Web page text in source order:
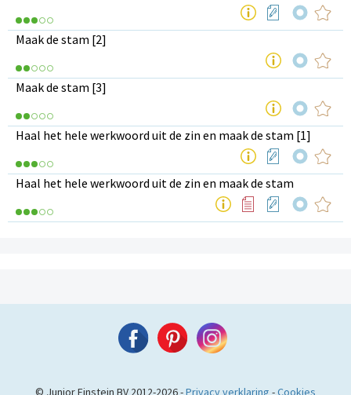
Maak de stam [2]
Maak de stam [3]
Haal het hele werkwoord uit de zin en maak de stam [1]
Haal het hele werkwoord uit de zin en maak de stam
© Junior Einstein BV 2012-2026 -Privacy verklaring -Cookies